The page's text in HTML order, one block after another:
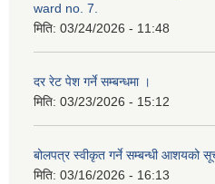
ward no. 7.
मिति: 03/24/2026 - 11:48
दर रेट पेश गर्ने सम्बन्धमा ।
मिति: 03/23/2026 - 15:12
बोलपत्र स्वीकृत गर्ने सम्बन्धी आशयको
मिति: 03/16/2026 - 16:13